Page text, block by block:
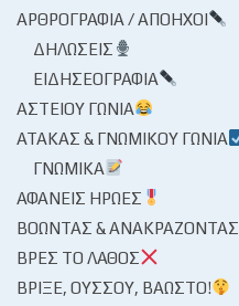
ΑΡΘΡΟΓΡΑΦΊΑ / ΑΠΌΗΧΟΙ
ΔΗΛΏΣΕΙΣ
ΕΙΔΗΣΕΟΓΡΑΦΊΑ
ΑΣΤΕΊΟΥ ΓΩΝΊΑ
ΑΤΆΚΑΣ & ΓΝΩΜΙΚΟΎ ΓΩΝΊΑ
ΓΝΩΜΙΚΆ
ΑΦΑΝΕΊΣ ΉΡΩΕΣ
ΒΟΏΝΤΑΣ & ΑΝΑΚΡΆΖΟΝΤΑΣ
ΒΡΕΣ ΤΟ ΛΆΘΟΣ
ΒΡΊΞΕ, ΟΎΣΣΟΥ, ΒΆΩΣΤΟ!